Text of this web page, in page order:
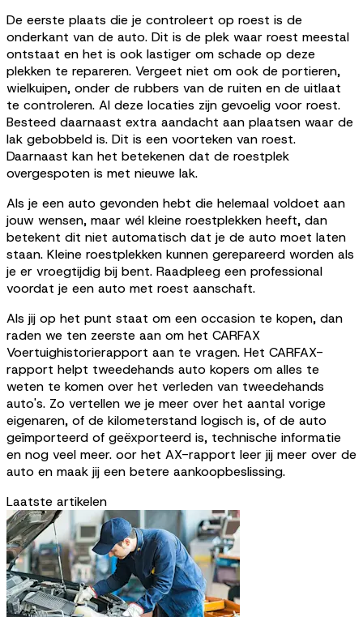
De eerste plaats die je controleert op roest is de
onderkant van de auto. Dit is de plek waar roest meestal
ontstaat en het is ook lastiger om schade op deze
plekken te repareren. Vergeet niet om ook de portieren,
wielkuipen, onder de rubbers van de ruiten en de uitlaat
te controleren. Al deze locaties zijn gevoelig voor roest.
Besteed daarnaast extra aandacht aan plaatsen waar de
lak gebobbeld is. Dit is een voorteken van roest.
Daarnaast kan het betekenen dat de roestplek
overgespoten is met nieuwe lak.
Als je een auto gevonden hebt die helemaal voldoet aan
jouw wensen, maar wél kleine roestplekken heeft, dan
betekent dit niet automatisch dat je de auto moet laten
staan. Kleine roestplekken kunnen gerepareerd worden als
je er vroegtijdig bij bent. Raadpleeg een professional
voordat je een auto met roest aanschaft.
Als jij op het punt staat om een occasion te kopen, dan
raden we ten zeerste aan om het CARFAX
Voertuighistorierapport aan te vragen. Het CARFAX-
rapport helpt tweedehands auto kopers om alles te
weten te komen over het verleden van tweedehands
auto's. Zo vertellen we je meer over het aantal vorige
eigenaren, of de kilometerstand logisch is, of de auto
geïmporteerd of geëxporteerd is, technische informatie
en nog veel meer. oor het AX-rapport leer jij meer over de
auto en maak jij een betere aankoopbeslissing.
Laatste artikelen